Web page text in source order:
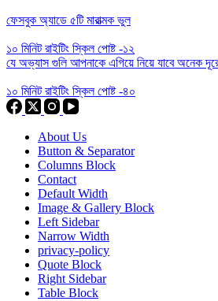
ফেসবুক অ্যাডে ৫টি মারাত্মক ভুল
১০ মিনিট রাইটিং স্কিল পোষ্ট -১২
যে অভ্যাস গুলি আপনাকে এগিয়ে নিয়ে যাবে অনেক
১০ মিনিট রাইটিং স্কিল পোষ্ট -৪০
About Us
Button & Separator
Columns Block
Contact
Default Width
Image & Gallery Block
Left Sidebar
Narrow Width
privacy-policy
Quote Block
Right Sidebar
Table Block